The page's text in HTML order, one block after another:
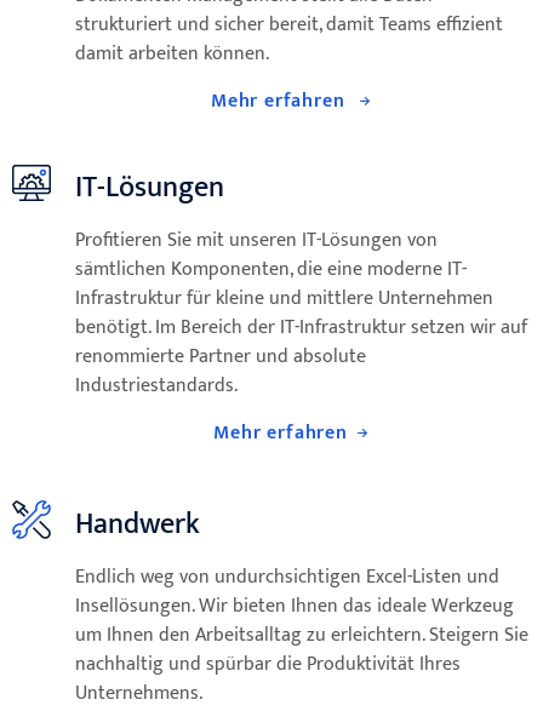
strukturiert und sicher bereit, damit Teams effizient
damit arbeiten können.
Mehr erfahren
IT-Lösungen
Profitieren Sie mit unseren IT-Lösungen von
sämtlichen Komponenten, die eine moderne IT-
Infrastruktur für kleine und mittlere Unternehmen
benötigt. Im Bereich der IT-Infrastruktur setzen wir auf
renommierte Partner und absolute
Industriestandards.
Mehr erfahren
Handwerk
Endlich weg von undurchsichtigen Excel-Listen und
Insellösungen. Wir bieten Ihnen das ideale Werkzeug
um Ihnen den Arbeitsalltag zu erleichtern. Steigern Sie
nachhaltig und spürbar die Produktivität Ihres
Unternehmens.